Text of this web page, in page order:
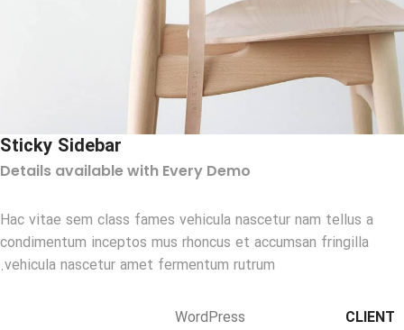
Sticky Sidebar
Details available with Every Demo
Hac vitae sem class fames vehicula nascetur nam tellus a
condimentum inceptos mus rhoncus et accumsan fringilla
vehicula nascetur amet fermentum rutrum.
CLIENT
WordPress